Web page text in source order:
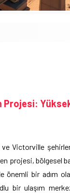
Projesi:
ve Victorville
projesi, bölgesel
bir adım
bir ulaşım